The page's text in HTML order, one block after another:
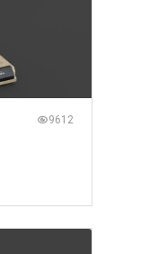
9612